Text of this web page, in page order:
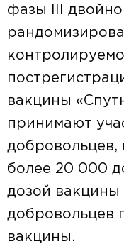
фазы III
вакцины
принимают
добровольцев,
более 20 000
дозой вакцины
добровольцев
вакцины.